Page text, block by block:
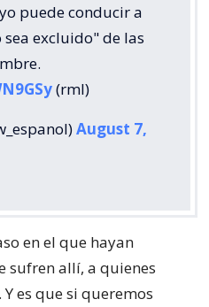
puede conducir a
excluido" de las
(rml)
August 7,
en el que hayan
sufren allí, a quienes
es que si queremos